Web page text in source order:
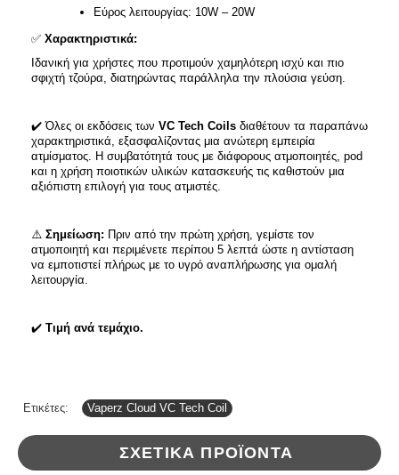
Εύρος λειτουργίας: 10W – 20W​
✅ Χαρακτηριστικά:
Ιδανική για χρήστες που προτιμούν χαμηλότερη ισχύ και πιο
σφιχτή τζούρα, διατηρώντας παράλληλα την πλούσια γεύση.​
✔️Όλες οι εκδόσεις των VC Tech Coils διαθέτουν τα παραπάνω
χαρακτηριστικά, εξασφαλίζοντας μια ανώτερη εμπειρία
ατμίσματος. Η συμβατότητά τους με διάφορους ατμοποιητές, pod
και η χρήση ποιοτικών υλικών κατασκευής τις καθιστούν μια
αξιόπιστη επιλογή για τους ατμιστές.
⚠️ Σημείωση: Πριν από την πρώτη χρήση, γεμίστε τον
ατμοποιητή και περιμένετε περίπου 5 λεπτά ώστε η αντίσταση
να εμποτιστεί πλήρως με το υγρό αναπλήρωσης για ομαλή
λειτουργία.
✔️ Τιμή ανά τεμάχιο.
Ετικέτες: Vaperz Cloud VC Tech Coil
ΣΧΕΤΙΚΆ ΠΡΟΪΌΝΤΑ